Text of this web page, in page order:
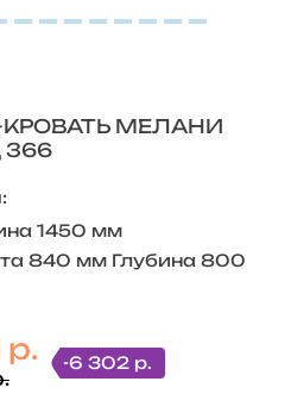
МЕЛАНИ
ТД 366
1450 мм
840 мм Глубина 800
р. -6 302 р.